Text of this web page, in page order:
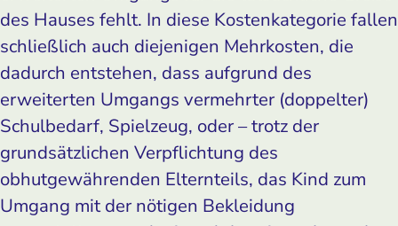
des Hauses fehlt. In diese Kostenkategorie fallen
schließlich auch diejenigen Mehrkosten, die
dadurch entstehen, dass aufgrund des
erweiterten Umgangs vermehrter (doppelter)
Schulbedarf, Spielzeug, oder – trotz der
grundsätzlichen Verpflichtung des
obhutgewährenden Elternteils, das Kind zum
Umgang mit der nötigen Bekleidung